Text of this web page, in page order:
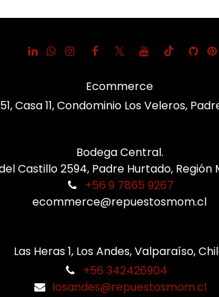
Ecommerce
Casa 11, Condominio Los Veleros,
Bodega Central.
Castillo 2594, Padre Hurtado,
+56 9 7865 9267
ecommerce@repuestosmom.cl
Las Heras 1, Los Andes, Valparaíso,
+56 342426904
losandes@repuestosmom.cl